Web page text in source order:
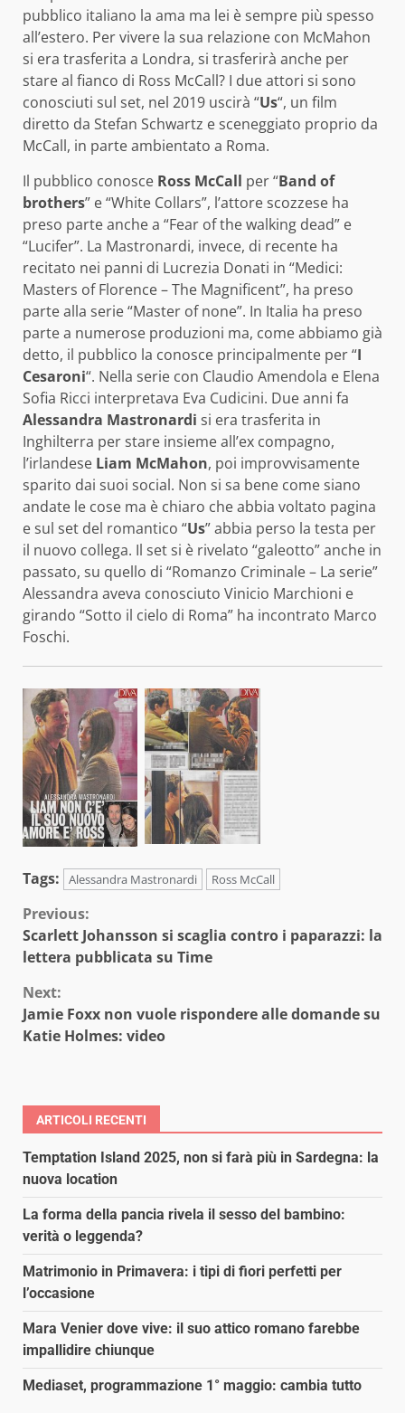
pubblico italiano la ama ma lei è sempre più spesso
all’estero. Per vivere la sua relazione con McMahon
si era trasferita a Londra, si trasferirà anche per
stare al fianco di Ross McCall? I due attori si sono
conosciuti sul set, nel 2019 uscirà “Us“, un film
diretto da Stefan Schwartz e sceneggiato proprio da
McCall, in parte ambientato a Roma.
Il pubblico conosce Ross McCall per “Band of
brothers” e “White Collars”, l’attore scozzese ha
preso parte anche a “Fear of the walking dead” e
“Lucifer”. La Mastronardi, invece, di recente ha
recitato nei panni di Lucrezia Donati in “Medici:
Masters of Florence – The Magnificent”, ha preso
parte alla serie “Master of none”. In Italia ha preso
parte a numerose produzioni ma, come abbiamo già
detto, il pubblico la conosce principalmente per “I
Cesaroni“. Nella serie con Claudio Amendola e Elena
Sofia Ricci interpretava Eva Cudicini. Due anni fa
Alessandra Mastronardi si era trasferita in
Inghilterra per stare insieme all’ex compagno,
l’irlandese Liam McMahon, poi improvvisamente
sparito dai suoi social. Non si sa bene come siano
andate le cose ma è chiaro che abbia voltato pagina
e sul set del romantico “Us” abbia perso la testa per
il nuovo collega. Il set si è rivelato “galeotto” anche in
passato, su quello di “Romanzo Criminale – La serie”
Alessandra aveva conosciuto Vinicio Marchioni e
girando “Sotto il cielo di Roma” ha incontrato Marco
Foschi.
Tags: Alessandra Mastronardi Ross McCall
Continue
Reading
Previous:
Scarlett Johansson si scaglia contro i paparazzi: la
lettera pubblicata su Time
Next:
Jamie Foxx non vuole rispondere alle domande su
Katie Holmes: video
ARTICOLI RECENTI
Temptation Island 2025, non si farà più in Sardegna: la
nuova location
La forma della pancia rivela il sesso del bambino:
verità o leggenda?
Matrimonio in Primavera: i tipi di fiori perfetti per
l’occasione
Mara Venier dove vive: il suo attico romano farebbe
impallidire chiunque
Mediaset, programmazione 1° maggio: cambia tutto